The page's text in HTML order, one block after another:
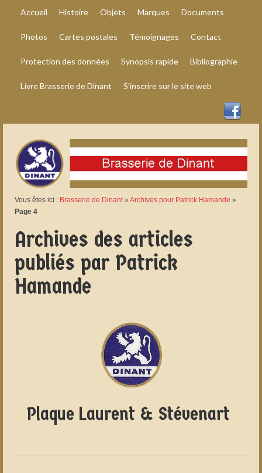
Accueil Histoire Objets Marques Documents
Photos Cartes postales Témoignages Contact
Protection des données Synopsis rapide Bibliographie
Livre Brasserie de Dinant S’inscrire sur le site web
Vous êtes ici : Brasserie de Dinant» Archives pour Patrick Hamande »
Page 4
Archives des articles
publiés par Patrick
Hamande
Plaque Laurent & Stévenart